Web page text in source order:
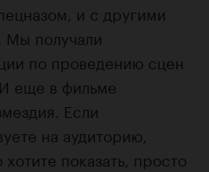
и с другими
Мы получали
по проведению сцен
еще в фильме
Если
на аудиторию,
показать, просто